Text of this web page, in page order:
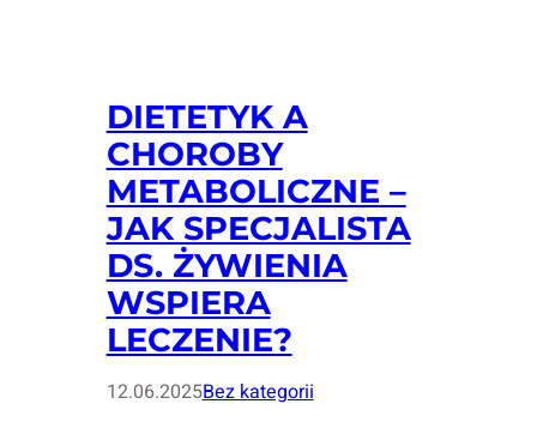
DIETETYK A
CHOROBY
METABOLICZNE –
JAK SPECJALISTA
DS. ŻYWIENIA
WSPIERA
LECZENIE?
12.06.2025Bez kategorii